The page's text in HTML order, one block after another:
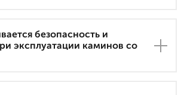
безопасность и
эксплуатации каминов со